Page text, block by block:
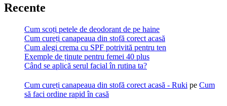
Recente
Cum scoți petele de deodorant de pe haine
Cum cureți canapeaua din stofă corect acasă
Cum alegi crema cu SPF potrivită pentru ten
Exemple de ținute pentru femei 40 plus
Când se aplică serul facial în rutina ta?
Cum cureți canapeaua din stofă corect acasă - Ruki pe Cum
să faci ordine rapid în casă